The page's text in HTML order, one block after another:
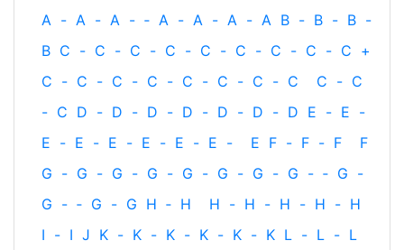
A - A - A - ‐ A - A - A - A B - B - B -
B C - C - C - C - C - C - C - C - C +
C - C - C - C - C - C - C - C C - C
- C D - D - D - D - D - D - D E - E -
E - E - E - E - E - E - E F - F - F
F
G - G - G - G - G - G - G - G - ‐ G -
G - ‐ G - G H ‐ H H - H - H - H - H
I - I J K - K - K - K - K - K L - L - L